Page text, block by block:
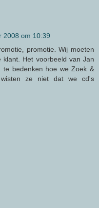
2008 om 10:39
promotie. Wij moeten
Het voorbeeld van Jan
te bedenken hoe we Zoek &
ze niet dat we cd's